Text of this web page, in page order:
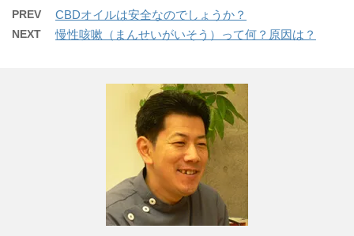
PREV CBDオイルは安全なのでしょうか？
NEXT 慢性咳嗽（まんせいがいそう）って何？原因は？